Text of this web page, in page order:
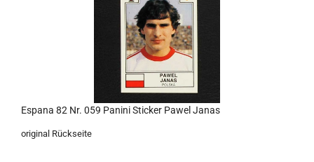
Espana 82 Nr. 059 Panini Sticker Pawel Janas
original Rückseite